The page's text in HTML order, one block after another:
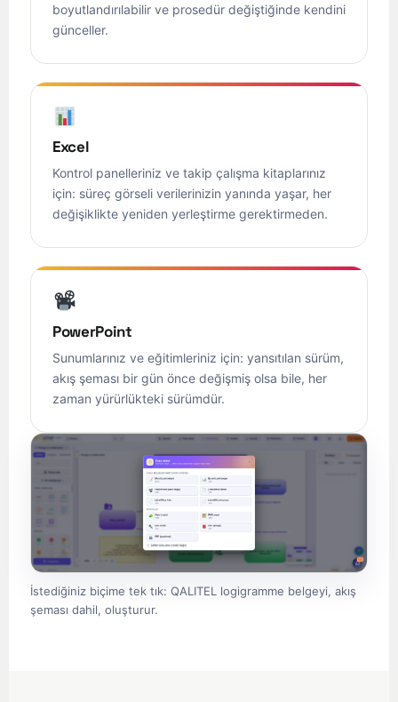
boyutlandırılabilir ve prosedür değiştiğinde kendini
günceller.
Excel
Kontrol panelleriniz ve takip çalışma kitaplarınız
için: süreç görseli verilerinizin yanında yaşar, her
değişiklikte yeniden yerleştirme gerektirmeden.
PowerPoint
Sunumlarınız ve eğitimleriniz için: yansıtılan sürüm,
akış şeması bir gün önce değişmiş olsa bile, her
zaman yürürlükteki sürümdür.
İstediğiniz biçime tek tık: QALITEL logigramme belgeyi, akış
şeması dahil, oluşturur.